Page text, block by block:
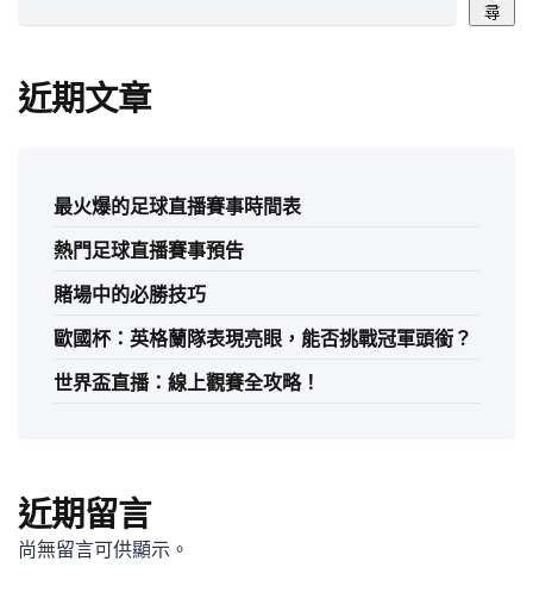
尋
近期文章
最火爆的足球直播賽事時間表
熱門足球直播賽事預告
賭場中的必勝技巧
歐國杯：英格蘭隊表現亮眼，能否挑戰冠軍頭銜？
世界盃直播：線上觀賽全攻略！
近期留言
尚無留言可供顯示。